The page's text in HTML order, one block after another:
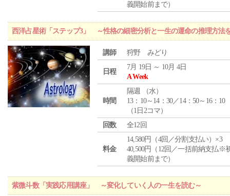
義開始前まで）
西洋占星術「ステップ3」 ～性格の細密分析と一生の運命の推理方法
講師 狩野 みどり
日程
7月 19日 ～ 10月 4日
A Week
時間
隔週 （水）
13：10～14：30／14：50～16：10
（1日2コマ）
回数
全12回
料金
14,580円（4回／分割支払い）×3
40,500円（12回／一括前納支払※
義開始前まで）
紫微斗数「実践応用講座」 ～変化していく人の一生を読む～